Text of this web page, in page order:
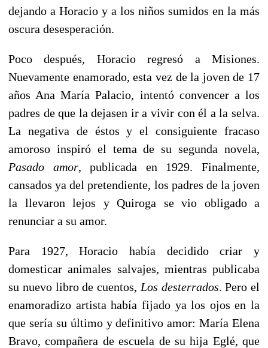
dejando a Horacio y a los niños sumidos en la más
oscura desesperación.
Poco después, Horacio regresó a Misiones.
Nuevamente enamorado, esta vez de la joven de 17
años Ana María Palacio, intentó convencer a los
padres de que la dejasen ir a vivir con él a la selva.
La negativa de éstos y el consiguiente fracaso
amoroso inspiró el tema de su segunda novela,
Pasado amor, publicada en 1929. Finalmente,
cansados ya del pretendiente, los padres de la joven
la llevaron lejos y Quiroga se vio obligado a
renunciar a su amor.
Para 1927, Horacio había decidido criar y
domesticar animales salvajes, mientras publicaba
su nuevo libro de cuentos, Los desterrados. Pero el
enamoradizo artista había fijado ya los ojos en la
que sería su último y definitivo amor: María Elena
Bravo, compañera de escuela de su hija Eglé, que